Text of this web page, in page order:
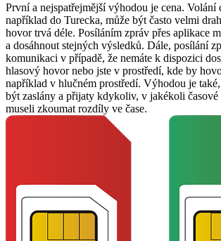
První a nejspatřejmější výhodou je cena. Volání
například do Turecka, může být často velmi
hovor trvá déle. Posíláním zpráv přes aplikace
a dosáhnout stejných výsledků. Dále, posílání
komunikaci v případě, že nemáte k dispozici
hlasový hovor nebo jste v prostředí, kde by
například v hlučném prostředí. Výhodou je
být zaslány a přijaty kdykoliv, v jakékoli časové
museli zkoumat rozdíly ve čase.